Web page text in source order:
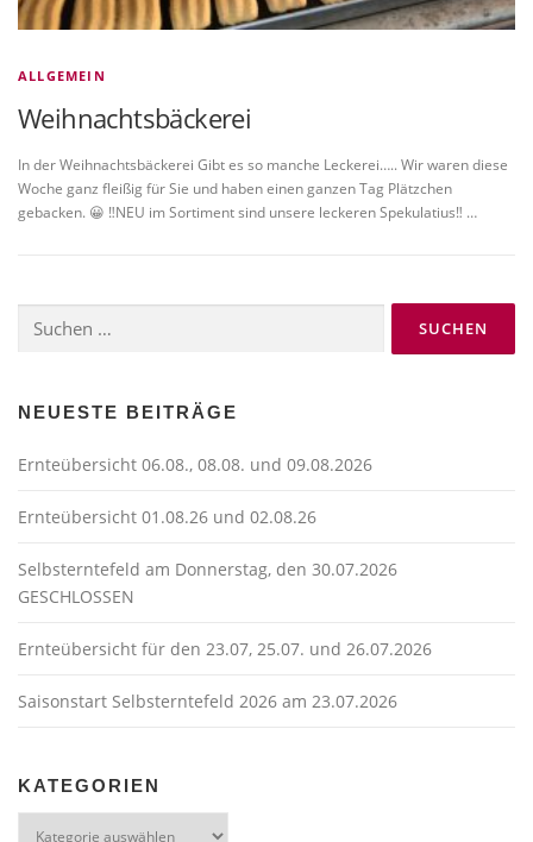
ALLGEMEIN
Weihnachtsbäckerei
In der Weihnachtsbäckerei Gibt es so manche Leckerei….. Wir waren diese
Woche ganz fleißig für Sie und haben einen ganzen Tag Plätzchen
gebacken. 😀 ‼️NEU im Sortiment sind unsere leckeren Spekulatius‼️ …
nach:
NEUESTE BEITRÄGE
Ernteübersicht 06.08., 08.08. und 09.08.2026
Ernteübersicht 01.08.26 und 02.08.26
Selbsterntefeld am Donnerstag, den 30.07.2026
GESCHLOSSEN
Ernteübersicht für den 23.07, 25.07. und 26.07.2026
Saisonstart Selbsterntefeld 2026 am 23.07.2026
KATEGORIEN